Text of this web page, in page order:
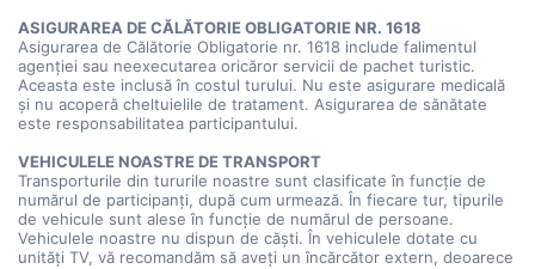
ASIGURAREA DE CĂLĂTORIE OBLIGATORIE NR. 1618
Asigurarea de Călătorie Obligatorie nr. 1618 include falimentul
agenției sau neexecutarea oricăror servicii de pachet turistic.
Aceasta este inclusă în costul turului. Nu este asigurare medicală
și nu acoperă cheltuielile de tratament. Asigurarea de sănătate
este responsabilitatea participantului.
VEHICULELE NOASTRE DE TRANSPORT
Transporturile din tururile noastre sunt clasificate în funcție de
numărul de participanți, după cum urmează. În fiecare tur, tipurile
de vehicule sunt alese în funcție de numărul de persoane.
Vehiculele noastre nu dispun de căști. În vehiculele dotate cu
unități TV, vă recomandăm să aveți un încărcător extern, deoarece